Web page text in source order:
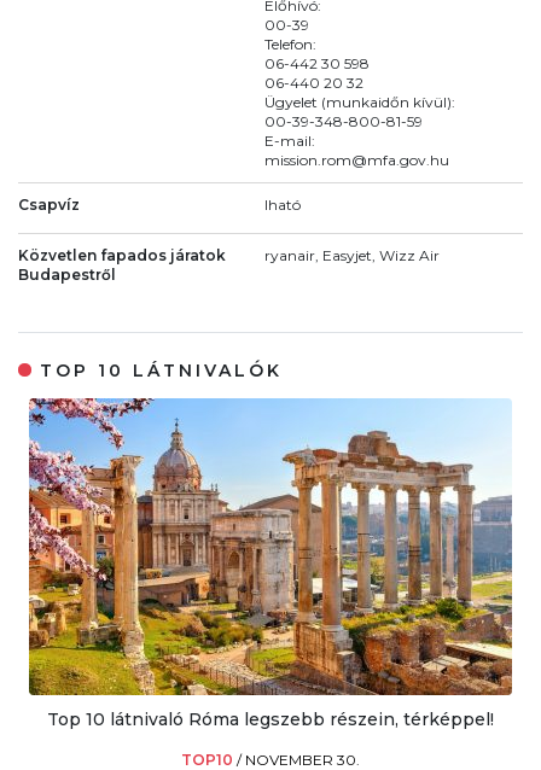
Előhívó:
00-39
Telefon:
06-442 30 598
06-440 20 32
Ügyelet (munkaidőn kívül):
00-39-348-800-81-59
E-mail:
mission.rom@mfa.gov.hu
Csapvíz Iható
Közvetlen fapados járatok
Budapestről
ryanair, Easyjet, Wizz Air
TOP 10 LÁTNIVALÓK
Top 10 látnivaló Róma legszebb részein, térképpel!
TOP10 / NOVEMBER 30.